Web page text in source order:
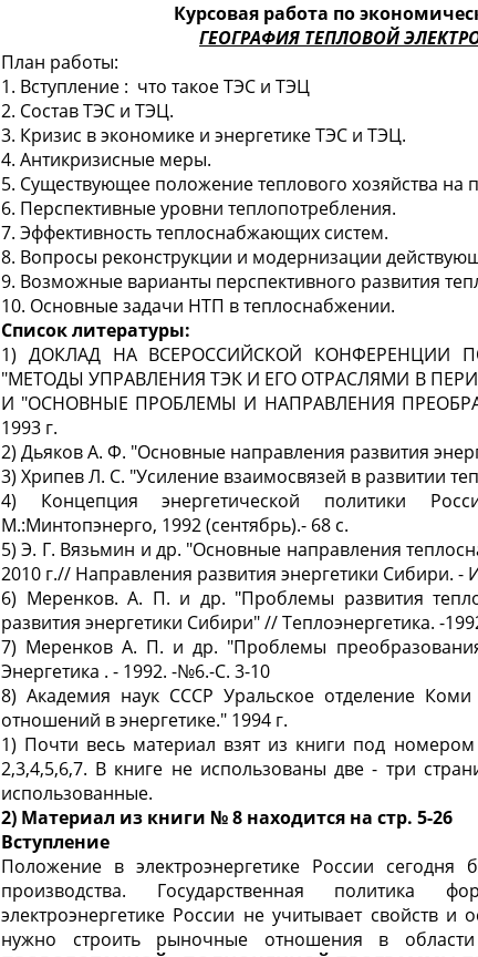
Курсовая работа по
ГЕОГРАФИЯ ТЕПЛОВОЙ
План работы:
1. Вcтупление : что такоеТЭС и ТЭЦ
2. СоставТЭС и ТЭЦ.
3. Кризис в экономике и энергетике ТЭС и ТЭЦ.
4. Антикризисные меры.
5. Существующее положение теплового хозяйства на
6. Перспективные уровни теплопотребления.
7. Эффективность теплоснабжающих систем.
8. Вопросы реконструкции и модернизации
9. Возможные варианты перспективного развития
10. Основные задачи НТП в теплоснабжении.
Списоклитературы:
1) ДОКЛАД НА ВСЕРОССИЙСКОЙ КОНФЕРЕНЦИИ
"МЕТОДЫ УПРАВЛЕНИЯТЭК И ЕГО ОТРАСЛЯМИ В
И "ОСНОВНЫЕ ПРОБЛЕМЫ И НАПРАВЛЕНИЯ
1993 г.
2) Дьяков А. Ф. "Основные направления развития
3) ХрипевЛ. С. "Усиление взаимосвязей в развитии
4) Концепция энергетической политики
М.:Минтопэнерго, 1992 (сентябрь).- 68 с.
5)Э. Г. Вязьмин и др. "Основные направления
2010 г.// Направления развития энергетики Сибири. -
6) Меренков. А. П. и др. "Проблемы развития
развития энергетики Сибири"//Теплоэнергетика. -
7) Меренков А. П. и др. "Проблемы преобразования
Энергетика . - 1992. -№6.-С. 3-10
8) Академия наук СССР Уральское отделение
отношений в энергетике." 1994 г.
1) Почти весь материал взят из книги под
2,3,4,5,6,7. В книге не использованы две - три
использованные.
2) Материал из книги № 8 находится на стр. 5-26
Вступление
Положение в электроэнергетике России
производства. Государственная
электроэнергетике России не учитывает свойств и
нужно строить рыночные отношения в области